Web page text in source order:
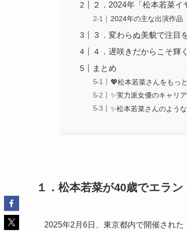
２．2024年「松本若菜イ
2024年の主な出演作品
３．変わらぬ美貌で注目
４．遅咲きだからこそ輝
まとめ
💖松本若菜さんをもっ
✨実力派女優のキャリ
✨松本若菜さんのよう
１．松本若菜が40歳でエラ
2025年2月6日、東京都内で開催され